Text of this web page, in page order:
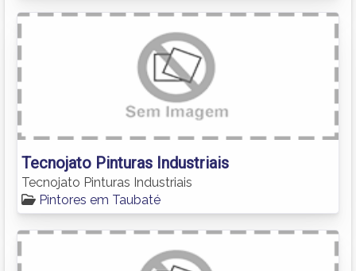
Tecnojato Pinturas Industriais
Tecnojato Pinturas Industriais
Pintores em Taubaté